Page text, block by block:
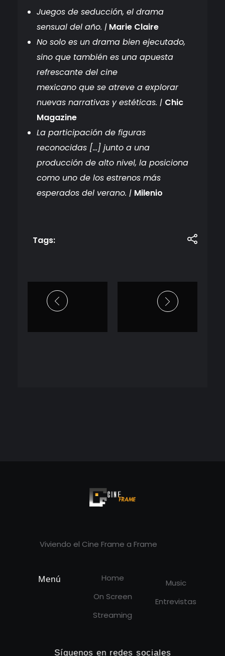
Juegosde seducción, el drama
sensual delaño. | Marie Claire
No solo es un drama bien ejecutado,
sino que también es una apuesta
refrescante delcine
mexicano que seatreve a explorar
nuevas narrativas y estéticas. | Chic
Magazine
La participación de figuras
reconocidas […] junto a una
producción de alto nivel, la posiciona
como uno de los estrenos más
esperados delverano. | Milenio
Tags:
Viviendo el Cine Frame a Frame
Menú
Home
On Screen
Streaming
Music
Entrevistas
Síguenos en redes sociales